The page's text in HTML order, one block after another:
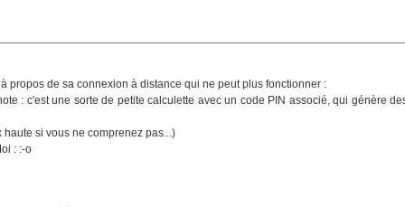
propos de sa connexion à distance qui ne peut plus fonctionner :
: c'est une sorte de petite calculette avec un code PIN associé, qui génère
si vous ne comprenez pas...)
: :-o